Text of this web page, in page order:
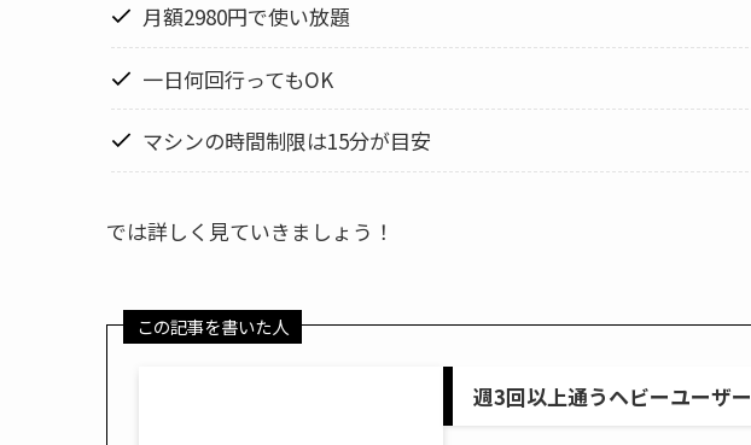
月額2980円で使い放題
一日何回行ってもOK
マシンの時間制限は15分が目安
では詳しく見ていきましょう！
この記事を書いた人
週3回以上通うヘビーユーザー